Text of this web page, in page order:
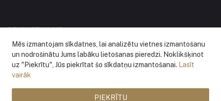
SEKOJIET MUMS
Mēs izmantojam sīkdatnes, lai analizētu vietnes izmantošanu
un nodrošinātu Jums labāku lietošanas pieredzi. Noklikšķinot
uz "Piekrītu", Jūs piekrītat šo sīkdatņu izmantošanai. Lasīt
vairāk
PIEKRĪTU